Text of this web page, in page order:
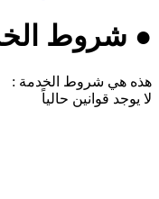
● شروط
هذه هي شروط الخدمة :
لا يوجد قوانين حالياً